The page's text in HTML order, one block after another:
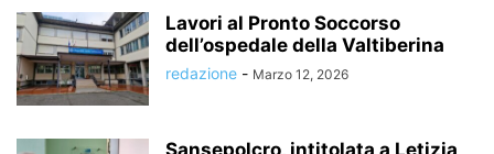
Lavori al Pronto Soccorso
dell’ospedale della Valtiberina
redazione - Marzo 12, 2026